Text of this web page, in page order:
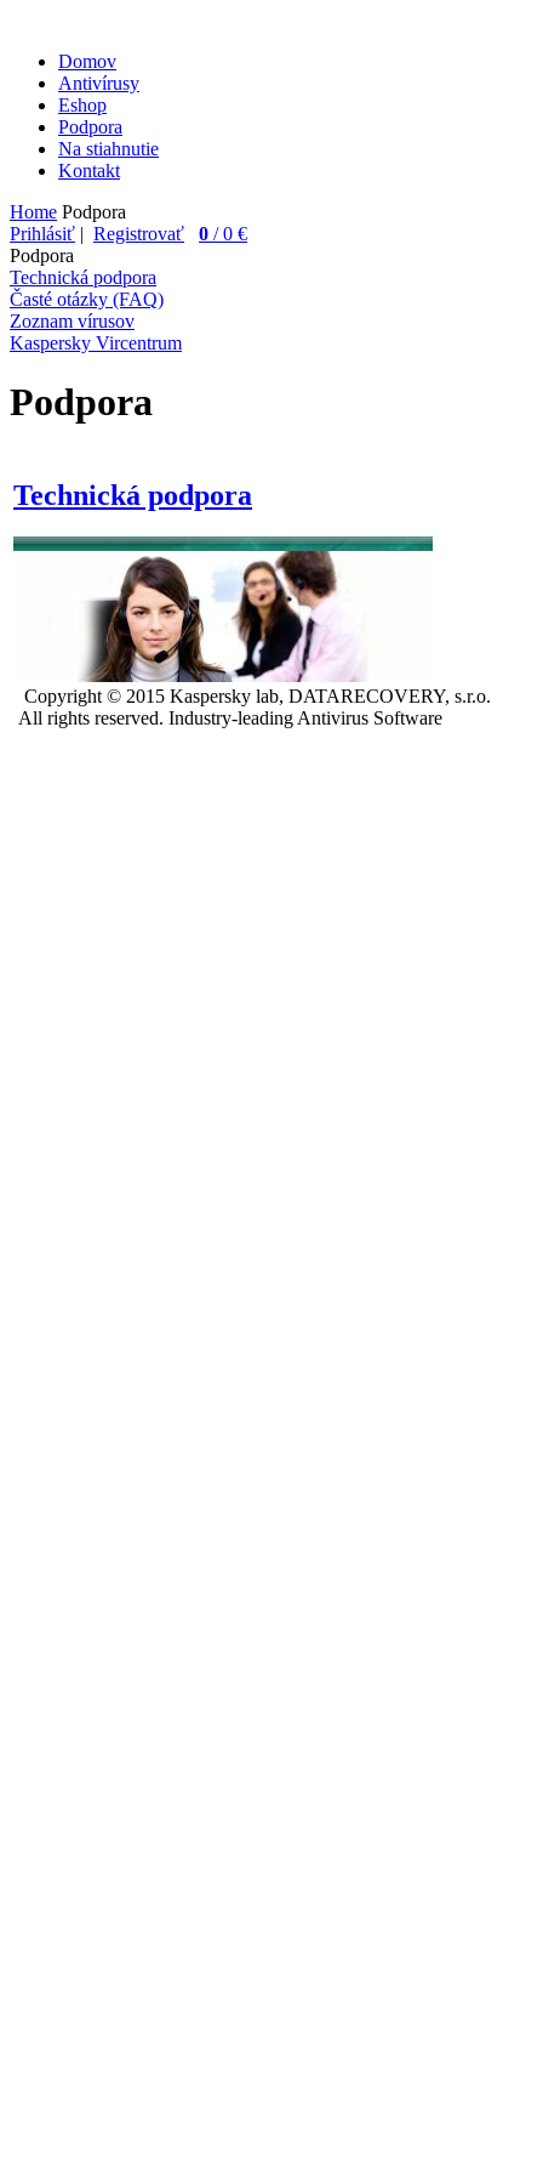
Domov
Antivírusy
Eshop
Podpora
Na stiahnutie
Kontakt
Home Podpora
Prihlásiť | Registrovať 0 / 0 €
Podpora
Technická podpora
Časté otázky (FAQ)
Zoznam vírusov
Kaspersky Vircentrum
Podpora
Technická podpora
Copyright © 2015 Kaspersky lab, DATARECOVERY, s.r.o.
All rights reserved. Industry-leading Antivirus Software